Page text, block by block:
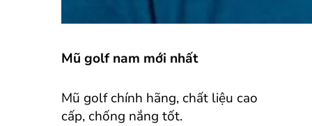
Mũ golf nam mới nhất
Mũ golf chính hãng, chất liệu cao
cấp, chống nắng tốt.